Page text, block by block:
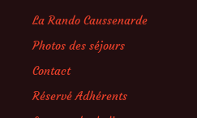
La Rando Caussenarde
Photos des séjours
Contact
Réservé Adhérents